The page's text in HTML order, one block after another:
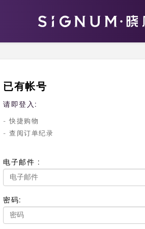
已有帐号
请即登入:
- 快捷购物
- 查阅订单纪录
电子邮件 :
密码: